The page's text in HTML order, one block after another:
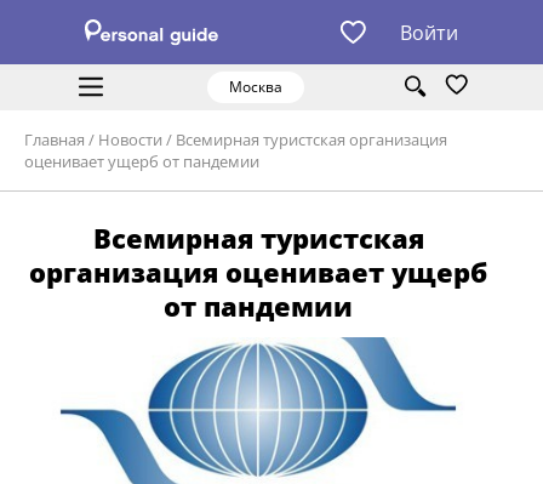
Войти
Москва
Главная / Новости / Всемирная туристская организация
оценивает ущерб от пандемии
Всемирная туристская
организация оценивает ущерб
от пандемии